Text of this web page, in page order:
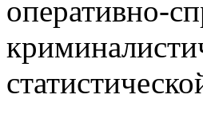
оперативно-